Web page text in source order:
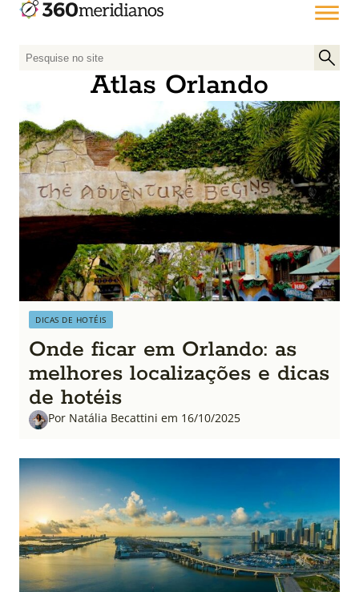
P
u
i
s
a
r
p
Atlas Orlando
DICAS DE HOTÉIS
Onde ficar em Orlando: as
melhores localizações e dicas
de hotéis
Por Natália Becattini em 16/10/2025